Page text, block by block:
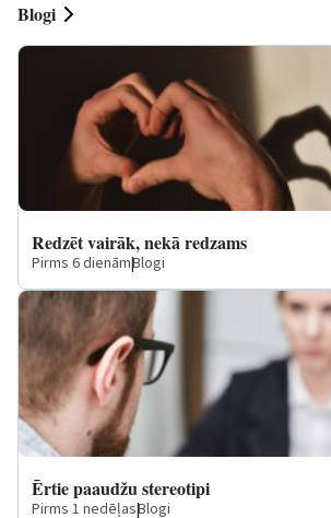
Blogi
Redzēt vairāk, nekā redzams
Pirms 6 dienām|Blogi
Ērtie paaudžu stereotipi
Pirms 1 nedēļas|Blogi